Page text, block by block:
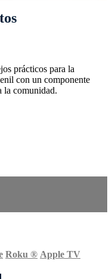
prácticos para la
con un componente
la comunidad.
Roku ® Apple TV